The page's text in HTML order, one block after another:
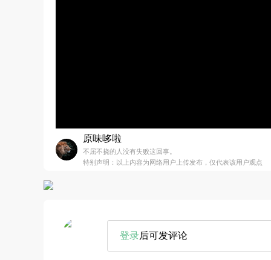
原味哆啦
不屈不挠的人没有失败这回事。
特别声明：以上内容为网络用户上传发布，仅代表该用户观点
登录后可发评论